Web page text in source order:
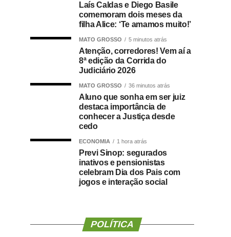
Laís Caldas e Diego Basile
comemoram dois meses da
filha Alice: ‘Te amamos muito!’
MATO GROSSO 5 minutos atrás
Atenção, corredores! Vem aí a
8ª edição da Corrida do
Judiciário 2026
MATO GROSSO 36 minutos atrás
Aluno que sonha em ser juiz
destaca importância de
conhecer a Justiça desde
cedo
ECONOMIA 1 hora atrás
Previ Sinop: segurados
inativos e pensionistas
celebram Dia dos Pais com
jogos e interação social
POLÍTICA